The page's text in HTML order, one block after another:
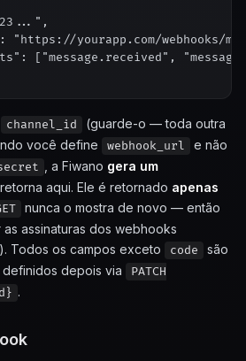
"https://yourapp.com/webhooks/
["message.received",
channel_id
(guarde-o — toda outra
você define
webhook_url
e não
, a Fiwano gera um
aqui. Ele é retornado apenas
nunca o mostra de novo — então
assinaturas dos webhooks
). Todos os campos exceto code
são
depois via
PATCH
.